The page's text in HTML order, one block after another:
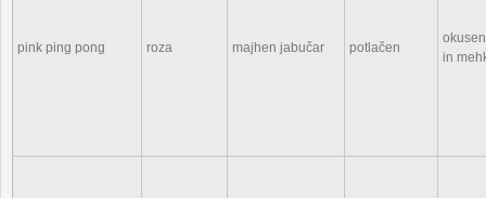
pink ping pong roza majhen jabučar potlačen
in